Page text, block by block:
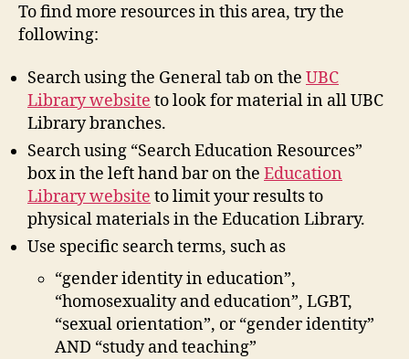
To find more resources in this area, try the
following:
Search using the General tab on the UBC
Library website to look for material in all UBC
Library branches.
Search using “Search Education Resources”
box in the left hand bar on the Education
Library website to limit your results to
physical materials in the Education Library.
Use specific search terms, such as
“gender identity in education”,
“homosexuality and education”, LGBT,
“sexual orientation”, or “gender identity”
AND “study and teaching”